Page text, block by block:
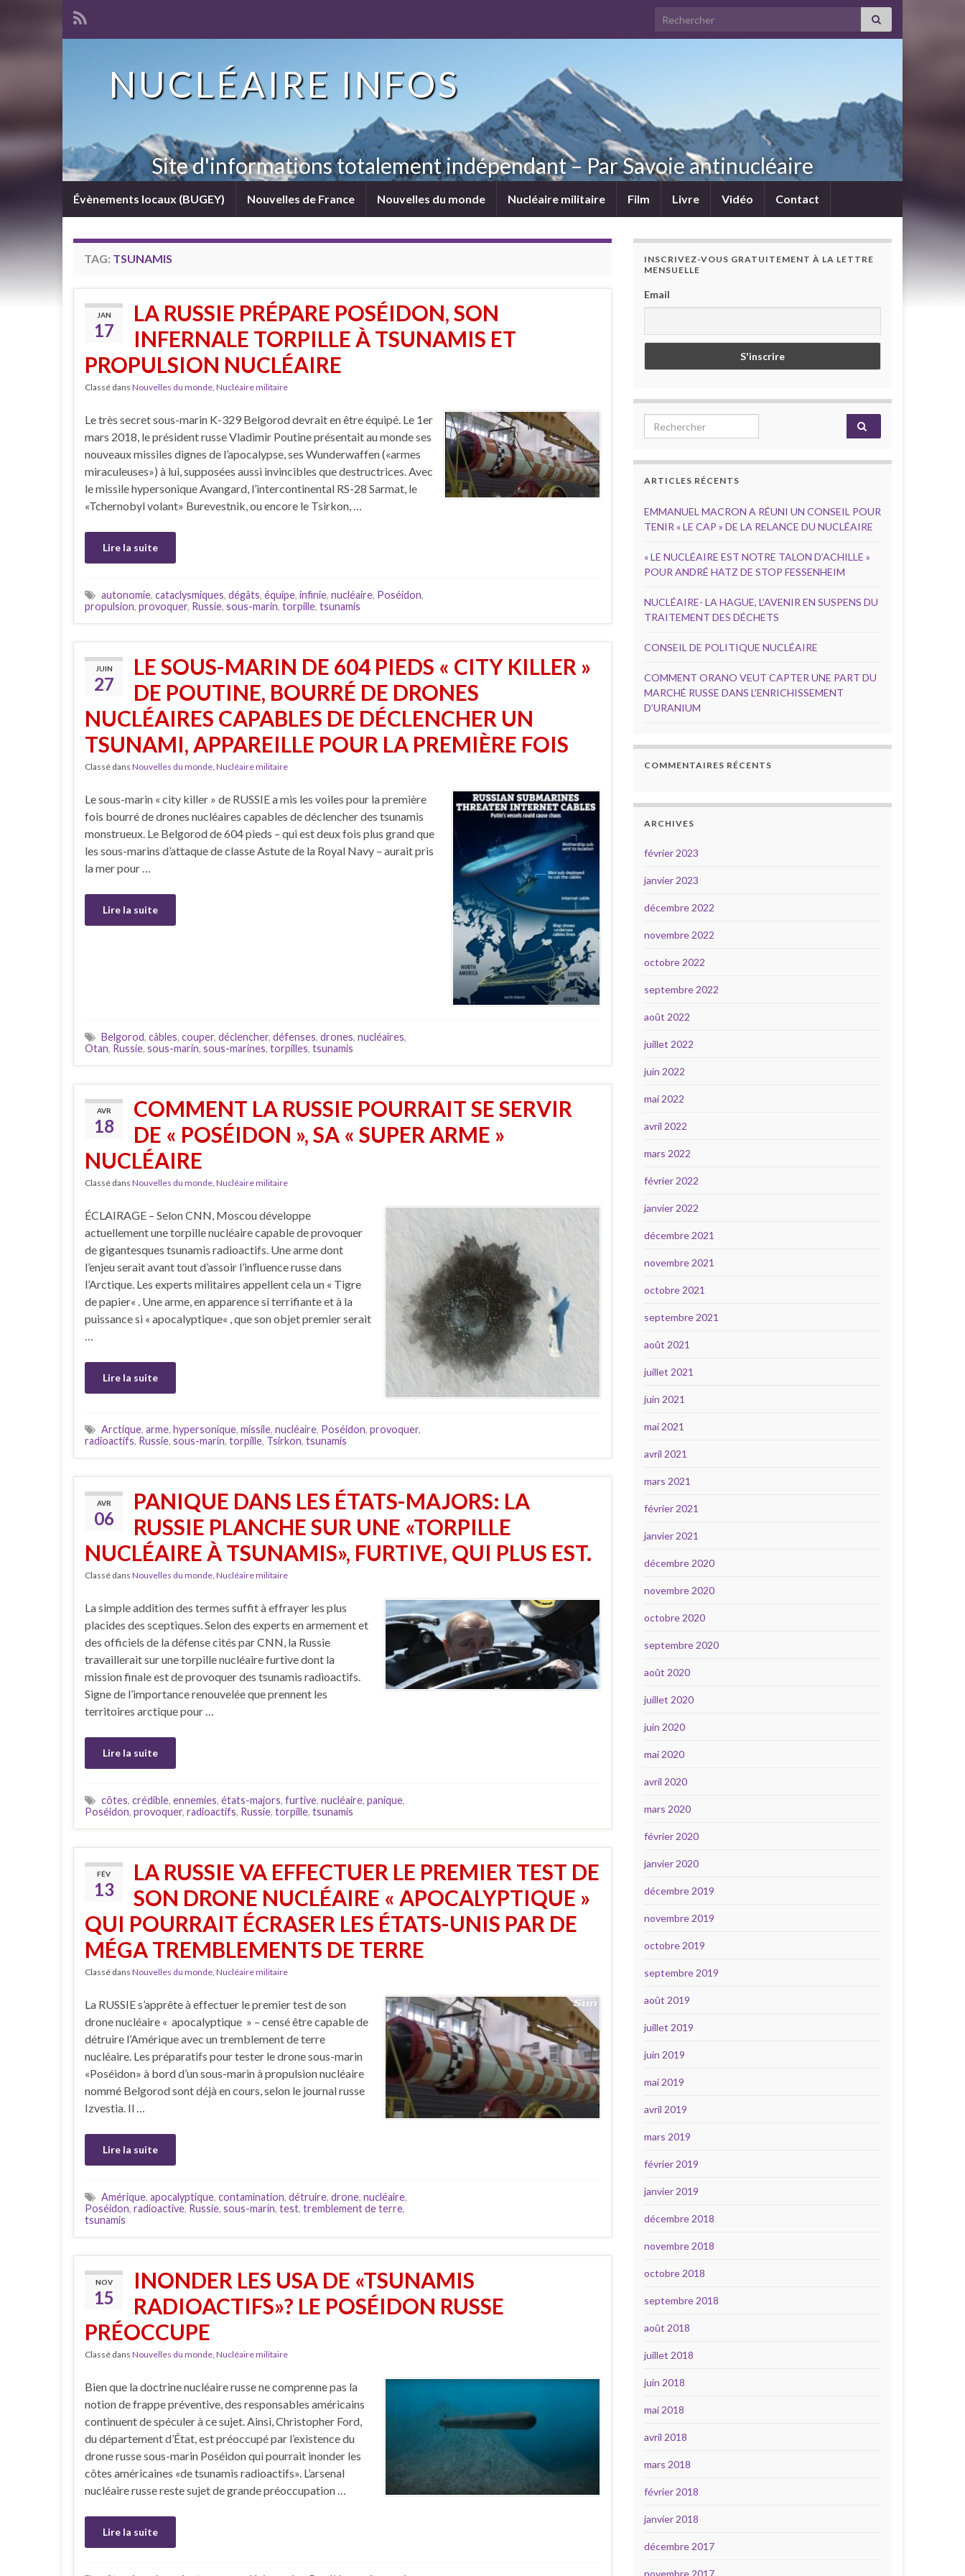
Search for:
NUCLÉAIRE INFOS
Site d'informations totalement indépendant – Par Savoie antinucléaire
Évènements locaux (BUGEY) Nouvelles de France Nouvelles du monde Nucléaire militaire Film Livre Vidéo Contact
TAG: TSUNAMIS
JAN
17
LA RUSSIE PRÉPARE POSÉIDON, SON
INFERNALE TORPILLE À TSUNAMIS ET
PROPULSION NUCLÉAIRE
Classé dans Nouvelles du monde, Nucléaire militaire
Le très secret sous-marin K-329 Belgorod devrait en être équipé. Le 1er
mars 2018, le président russe Vladimir Poutine présentait au monde ses
nouveaux missiles dignes de l’apocalypse, ses Wunderwaffen («armes
miraculeuses») à lui, supposées aussi invincibles que destructrices. Avec
le missile hypersonique Avangard, l’intercontinental RS-28 Sarmat, le
«Tchernobyl volant» Burevestnik, ou encore le Tsirkon, …
Lire la suite
autonomie, cataclysmiques, dégâts, équipe, infinie, nucléaire, Poséidon,
propulsion, provoquer, Russie, sous-marin, torpille, tsunamis
JUIN
27
LE SOUS-MARIN DE 604 PIEDS « CITY KILLER »
DE POUTINE, BOURRÉ DE DRONES
NUCLÉAIRES CAPABLES DE DÉCLENCHER UN
TSUNAMI, APPAREILLE POUR LA PREMIÈRE FOIS
Classé dans Nouvelles du monde, Nucléaire militaire
Le sous-marin « city killer » de RUSSIE a mis les voiles pour la première
fois bourré de drones nucléaires capables de déclencher des tsunamis
monstrueux. Le Belgorod de 604 pieds – qui est deux fois plus grand que
les sous-marins d’attaque de classe Astute de la Royal Navy – aurait pris
la mer pour …
Lire la suite
Belgorod, câbles, couper, déclencher, défenses, drones, nucléaires,
Otan, Russie, sous-marin, sous-marines, torpilles, tsunamis
AVR
18
COMMENT LA RUSSIE POURRAIT SE SERVIR
DE « POSÉIDON », SA « SUPER ARME »
NUCLÉAIRE
Classé dans Nouvelles du monde, Nucléaire militaire
ÉCLAIRAGE – Selon CNN, Moscou développe
actuellement une torpille nucléaire capable de provoquer
de gigantesques tsunamis radioactifs. Une arme dont
l’enjeu serait avant tout d’assoir l’influence russe dans
l’Arctique. Les experts militaires appellent cela un « Tigre
de papier« . Une arme, en apparence si terrifiante et à la
puissance si « apocalyptique« , que son objet premier serait
…
Lire la suite
Arctique, arme, hypersonique, missile, nucléaire, Poséidon, provoquer,
radioactifs, Russie, sous-marin, torpille, Tsirkon, tsunamis
AVR
06
PANIQUE DANS LES ÉTATS-MAJORS: LA
RUSSIE PLANCHE SUR UNE «TORPILLE
NUCLÉAIRE À TSUNAMIS», FURTIVE, QUI PLUS EST.
Classé dans Nouvelles du monde, Nucléaire militaire
La simple addition des termes suffit à effrayer les plus
placides des sceptiques. Selon des experts en armement et
des officiels de la défense cités par CNN, la Russie
travaillerait sur une torpille nucléaire furtive dont la
mission finale est de provoquer des tsunamis radioactifs.
Signe de l’importance renouvelée que prennent les
territoires arctique pour …
Lire la suite
côtes, crédible, ennemies, états-majors, furtive, nucléaire, panique,
Poséidon, provoquer, radioactifs, Russie, torpille, tsunamis
FÉV
13
LA RUSSIE VA EFFECTUER LE PREMIER TEST DE
SON DRONE NUCLÉAIRE « APOCALYPTIQUE »
QUI POURRAIT ÉCRASER LES ÉTATS-UNIS PAR DE
MÉGA TREMBLEMENTS DE TERRE
Classé dans Nouvelles du monde, Nucléaire militaire
La RUSSIE s’apprête à effectuer le premier test de son
drone nucléaire « apocalyptique » – censé être capable de
détruire l’Amérique avec un tremblement de terre
nucléaire. Les préparatifs pour tester le drone sous-marin
«Poséidon» à bord d’un sous-marin à propulsion nucléaire
nommé Belgorod sont déjà en cours, selon le journal russe
Izvestia. Il …
Lire la suite
Amérique, apocalyptique, contamination, détruire, drone, nucléaire,
Poséidon, radioactive, Russie, sous-marin, test, tremblement de terre,
tsunamis
NOV
15
INONDER LES USA DE «TSUNAMIS
RADIOACTIFS»? LE POSÉIDON RUSSE
PRÉOCCUPE
Classé dans Nouvelles du monde, Nucléaire militaire
Bien que la doctrine nucléaire russe ne comprenne pas la
notion de frappe préventive, des responsables américains
continuent de spéculer à ce sujet. Ainsi, Christopher Ford,
du département d’État, est préoccupé par l’existence du
drone russe sous-marin Poséidon qui pourrait inonder les
côtes américaines «de tsunamis radioactifs». L’arsenal
nucléaire russe reste sujet de grande préoccupation …
Lire la suite
INSCRIVEZ-VOUS GRATUITEMENT À LA LETTRE
MENSUELLE
Email
Search for:
ARTICLES RÉCENTS
EMMANUEL MACRON A RÉUNI UN CONSEIL POUR
TENIR « LE CAP » DE LA RELANCE DU NUCLÉAIRE
« LE NUCLÉAIRE EST NOTRE TALON D’ACHILLE »
POUR ANDRÉ HATZ DE STOP FESSENHEIM
NUCLÉAIRE- LA HAGUE, L’AVENIR EN SUSPENS DU
TRAITEMENT DES DÉCHETS
CONSEIL DE POLITIQUE NUCLÉAIRE
COMMENT ORANO VEUT CAPTER UNE PART DU
MARCHÉ RUSSE DANS L’ENRICHISSEMENT
D’URANIUM
COMMENTAIRES RÉCENTS
ARCHIVES
février 2023
janvier 2023
décembre 2022
novembre 2022
octobre 2022
septembre 2022
août 2022
juillet 2022
juin 2022
mai 2022
avril 2022
mars 2022
février 2022
janvier 2022
décembre 2021
novembre 2021
octobre 2021
septembre 2021
août 2021
juillet 2021
juin 2021
mai 2021
avril 2021
mars 2021
février 2021
janvier 2021
décembre 2020
novembre 2020
octobre 2020
septembre 2020
août 2020
juillet 2020
juin 2020
mai 2020
avril 2020
mars 2020
février 2020
janvier 2020
décembre 2019
novembre 2019
octobre 2019
septembre 2019
août 2019
juillet 2019
juin 2019
mai 2019
avril 2019
mars 2019
février 2019
janvier 2019
décembre 2018
novembre 2018
octobre 2018
septembre 2018
août 2018
juillet 2018
juin 2018
mai 2018
avril 2018
mars 2018
février 2018
janvier 2018
décembre 2017
novembre 2017